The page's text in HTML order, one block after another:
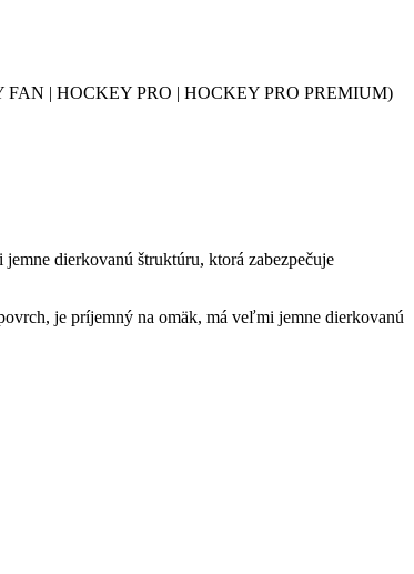
FAN | HOCKEY PRO | HOCKEY PRO PREMIUM)
dierkovanú štruktúru, ktorá zabezpečuje
je príjemný na omäk, má veľmi jemne dierkovanú